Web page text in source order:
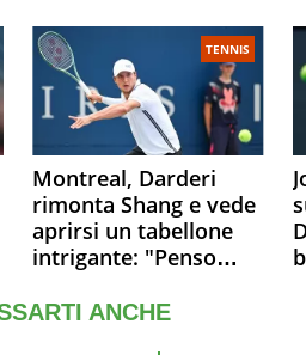
Open"
TENNIS
Montreal, Darderi
rimonta Shang e vede
aprirsi un tabellone
intrigante: "Penso
sono felice del mio